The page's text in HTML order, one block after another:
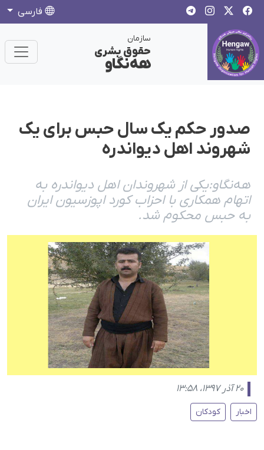
فارسی
سازمان
حقوق بشری
هەنگاو
صدور حکم یک سال حبس برای یک
شهروند اهل دیواندرە
هەنگاو:یکی از شهروندان اهل دیواندرە بە
اتهام همکاری با احزاب کورد اپوزسیون ایران
بە حبس محکوم شد.
۲۰ آذر ۱۳۹۷، ۱۳:۵۸
اخبار کودکان